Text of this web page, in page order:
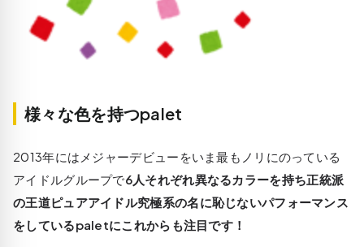
様々な色を持つpalet
2013年にはメジャーデビューをいま最もノリにのっている
アイドルグループで6人それぞれ異なるカラーを持ち正統派
の王道ピュアアイドル究極系の名に恥じないパフォーマンス
をしているpaletにこれからも注目です！